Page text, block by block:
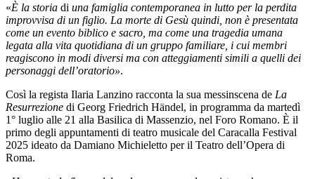
«È la storia di una famiglia contemporanea in lutto per la perdita
improvvisa di un figlio. La morte di Gesù quindi, non è presentata
come un evento biblico e sacro, ma come una tragedia umana
legata alla vita quotidiana di un gruppo familiare, i cui membri
reagiscono in modi diversi ma con atteggiamenti simili a quelli dei
personaggi dell’oratorio».
Così la regista Ilaria Lanzino racconta la sua messinscena de La
Resurrezione di Georg Friedrich Händel, in programma da martedì
1° luglio alle 21 alla Basilica di Massenzio, nel Foro Romano. È il
primo degli appuntamenti di teatro musicale del Caracalla Festival
2025 ideato da Damiano Michieletto per il Teatro dell’Opera di
Roma.